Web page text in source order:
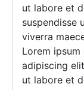
ut labore et
suspendisse
viverra
Lorem
adipiscing
ut labore et